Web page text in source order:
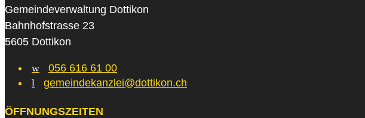
Gemeindeverwaltung Dottikon
Bahnhofstrasse 23
5605 Dottikon
w
056 616 61 00
l
gemeindekanzlei@dottikon.ch
ÖFFNUNGSZEITEN